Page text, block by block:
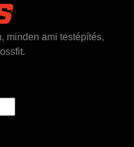
minden ami testépítés,